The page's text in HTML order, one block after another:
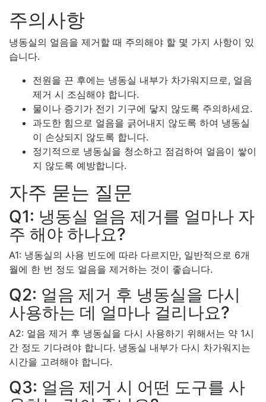
주의사항
냉동실의 얼음을 제거할 때 주의해야 할 몇 가지 사항이 있
습니다.
전원을 끈 후에는 냉동실 내부가 차가워지므로, 얼음
제거 시 조심해야 합니다.
물이나 증기가 전기 기구에 닿지 않도록 주의하세요.
과도한 힘으로 얼음을 긁어내지 않도록 하여 냉동실
이 손상되지 않도록 합니다.
정기적으로 냉동실을 청소하고 점검하여 얼음이 쌓이
지 않도록 예방합니다.
자주 묻는 질문
Q1: 냉동실 얼음 제거를 얼마나 자
주 해야 하나요?
A1: 냉동실의 사용 빈도에 따라 다르지만, 일반적으로 6개
월에 한 번 정도 얼음을 제거하는 것이 좋습니다.
Q2: 얼음 제거 후 냉동실을 다시
사용하는 데 얼마나 걸리나요?
A2: 얼음 제거 후 냉동실을 다시 사용하기 위해서는 약 1시
간 정도 기다려야 합니다. 냉동실 내부가 다시 차가워지는
시간을 고려해야 합니다.
Q3: 얼음 제거 시 어떤 도구를 사